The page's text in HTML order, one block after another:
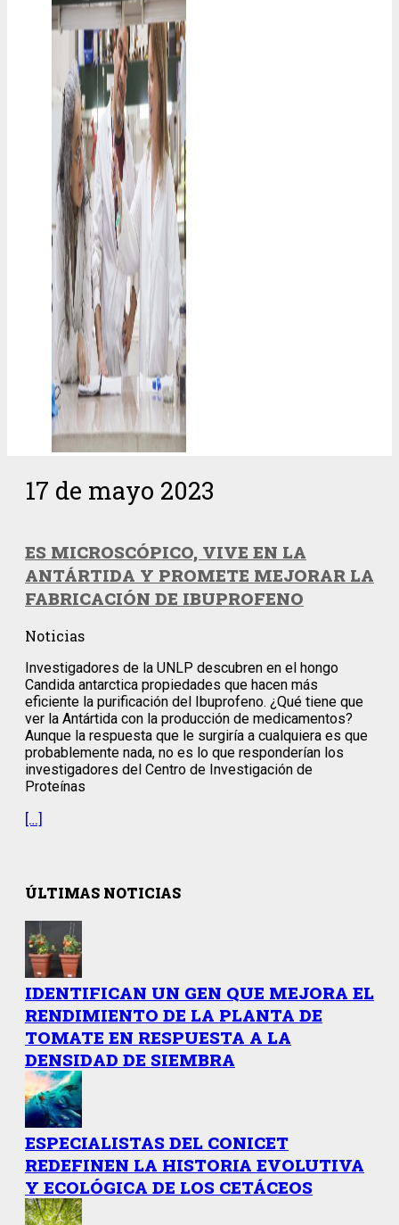
17 de mayo 2023
ES MICROSCÓPICO, VIVE EN LA
ANTÁRTIDA Y PROMETE MEJORAR LA
FABRICACIÓN DE IBUPROFENO
Noticias
Investigadores de la UNLP descubren en el hongo
Candida antarctica propiedades que hacen más
eficiente la purificación del Ibuprofeno. ¿Qué tiene que
ver la Antártida con la producción de medicamentos?
Aunque la respuesta que le surgiría a cualquiera es que
probablemente nada, no es lo que responderían los
investigadores del Centro de Investigación de
Proteínas
[…]
ÚLTIMAS NOTICIAS
IDENTIFICAN UN GEN QUE MEJORA EL
RENDIMIENTO DE LA PLANTA DE
TOMATE EN RESPUESTA A LA
DENSIDAD DE SIEMBRA
ESPECIALISTAS DEL CONICET
REDEFINEN LA HISTORIA EVOLUTIVA
Y ECOLÓGICA DE LOS CETÁCEOS